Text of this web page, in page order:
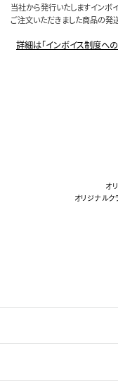
当社から発行いたしますインボイ
ご注文いただきました商品の発
詳細は「インボイス制度へ
オ
オリジナルク